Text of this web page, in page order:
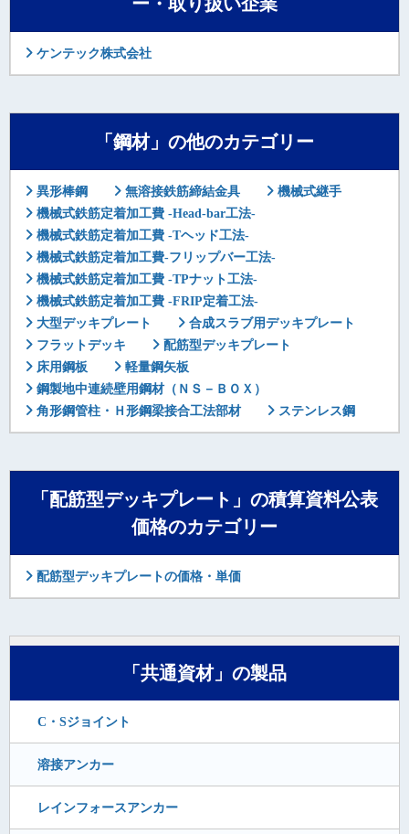
ケンテック株式会社
「鋼材」の他のカテゴリー
異形棒鋼 無溶接鉄筋締結金具
機械式継手
機械式鉄筋定着加工費 -Head-bar工法-
機械式鉄筋定着加工費 -Tヘッド工法-
機械式鉄筋定着加工費-フリップバー工法-
機械式鉄筋定着加工費 -TPナット工法-
機械式鉄筋定着加工費 -FRIP定着工法-
大型デッキプレート
合成スラブ用デッキプレート
フラットデッキ
配筋型デッキプレート
床用鋼板
軽量鋼矢板
鋼製地中連続壁用鋼材（ＮＳ－ＢＯＸ）
角形鋼管柱・Ｈ形鋼梁接合工法部材
ステンレス鋼
「配筋型デッキプレート」の積算資料公表
価格のカテゴリー
配筋型デッキプレートの価格・単価
「共通資材」の製品
C・Sジョイント
溶接アンカー
レインフォースアンカー